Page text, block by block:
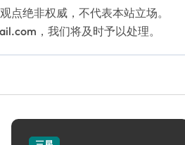
点绝非权威，不代表本站立场。
，我们将及时予以处理。